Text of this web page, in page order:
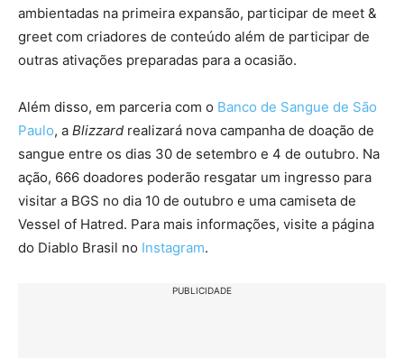
ambientadas na primeira expansão, participar de meet &
greet com criadores de conteúdo além de participar de
outras ativações preparadas para a ocasião.
Além disso, em parceria com o Banco de Sangue de São
Paulo, a Blizzard realizará nova campanha de doação de
sangue entre os dias 30 de setembro e 4 de outubro. Na
ação, 666 doadores poderão resgatar um ingresso para
visitar a BGS no dia 10 de outubro e uma camiseta de
Vessel of Hatred. Para mais informações, visite a página
do Diablo Brasil no Instagram.
PUBLICIDADE